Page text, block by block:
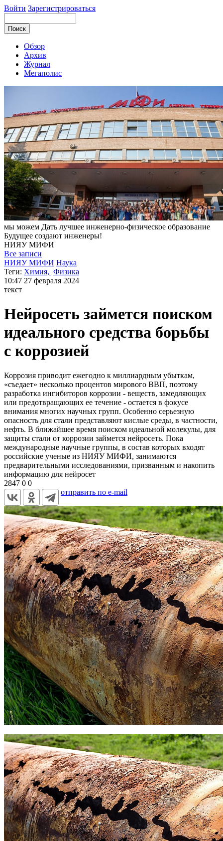
Войти Зарегистрироваться
Обзор
Архив
Журнал
Мегаполис
мы можем Дать лучшее инженерно-физическое образование
Будущее создают инженеры!
НИЯУМИФИ
Все записи
НИЯУ МИФИ Наука
Теги: Химия, Физика
10:47 27 февраля 2024
текст
Нейросеть займется поиском
идеального средства борьбы
с коррозией
Коррозия приводит ежегодно к миллиардным убыткам,
«съедает» несколько процентов мирового ВВП, поэтому
разработка ингибиторов коррозии - веществ, замедляющих
или предотвращающих ее течение - остается в фокусе
внимания многих научных групп. Особенно серьезную
опасность для стали представляют кислые среды, в частности,
нефть. В ближайшее время поиском идеальной молекулы, для
защиты стали от коррозии займется нейросеть. Пока
международные научные группы, в состав которых входят
российские ученые из НИЯУ МИФИ, занимаются
предварительными исследованиями, призванным и накопить
информацию для нейросет
2847 0 0
отправить по e-mail